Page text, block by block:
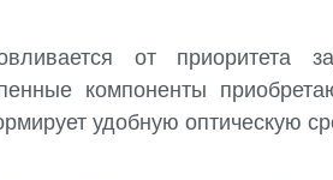
от приоритета
компоненты
удобную оптическую